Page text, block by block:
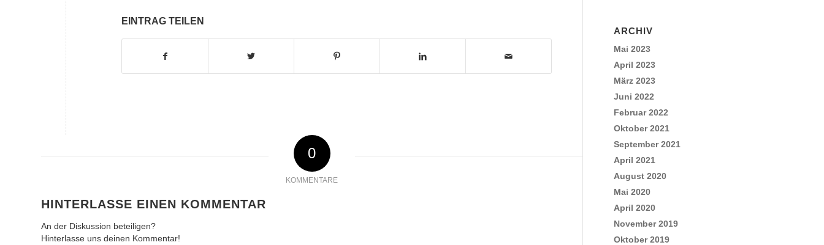
EINTRAG TEILEN
0
KOMMENTARE
HINTERLASSE EINEN KOMMENTAR
An der Diskussion beteiligen?
Hinterlasse uns deinen Kommentar!
ARCHIV
Mai 2023
April 2023
März 2023
Juni 2022
Februar 2022
Oktober 2021
September 2021
April 2021
August 2020
Mai 2020
April 2020
November 2019
Oktober 2019